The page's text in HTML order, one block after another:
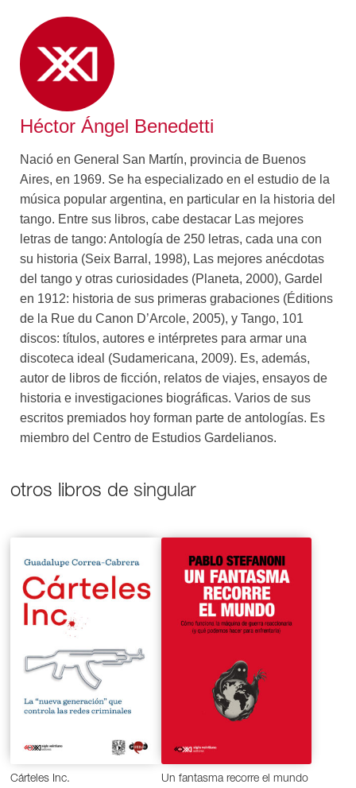
corrientes, y advierte las secuencias de inercia creativa,
crisis y renovación que lo marcaron cíclicamente. Sigue
las peripecias del tango cantado, desde la intimidad de
Mi noche triste hasta el desencanto de Cambalache y
más allá; y avanza con preguntas que buscan desarmar
ciertos clichés: por qué Carlos Gardel continúa
años cuarenta quedaron inscriptos como la “edad de
oro”, qué formas adoptó el debate entre los músicos
más convencionales y los más innovadores, como
Héctor Varela y Ástor Piazzolla.
Con una prosa entretenida y ocurrente, este libro ofrece
un panorama integral y crítico del mundo del tango, que
sin duda ayuda a comprender su historia, pero además
abre vías para profundizarla sobre bases
verdaderamente sólidas.
Héctor Ángel Benedetti
Nació en General San Martín, provincia de Buenos
Aires, en 1969. Se ha especializado en el estudio de la
música popular argentina, en particular en la historia del
tango. Entre sus libros, cabe destacar Las mejores
letras de tango: Antología de 250 letras, cada una con
su historia (Seix Barral, 1998), Las mejores anécdotas
del tango y otras curiosidades (Planeta, 2000), Gardel
en 1912: historia de sus primeras grabaciones (Éditions
de la Rue du Canon D’Arcole, 2005), y Tango, 101
discos: títulos, autores e intérpretes para armar una
discoteca ideal (Sudamericana, 2009). Es, además,
autor de libros de ficción, relatos de viajes, ensayos de
historia e investigaciones biográficas. Varios de sus
escritos premiados hoy forman parte de antologías. Es
miembro del Centro de Estudios Gardelianos.
otros libros de singular
Cárteles Inc. Un fantasma recorre el mundo